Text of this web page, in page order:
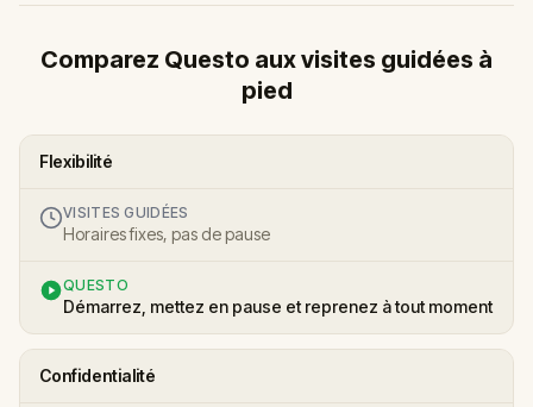
Comparez Questo aux visites guidées à
pied
Flexibilité
VISITES GUIDÉES
Horaires fixes, pas de pause
QUESTO
Démarrez, mettez en pause et reprenez à tout moment
Confidentialité